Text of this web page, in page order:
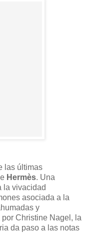
las últimas
Hermès. Una
la vivacidad
asociada a la
y
Christine Nagel, la
da paso a las notas